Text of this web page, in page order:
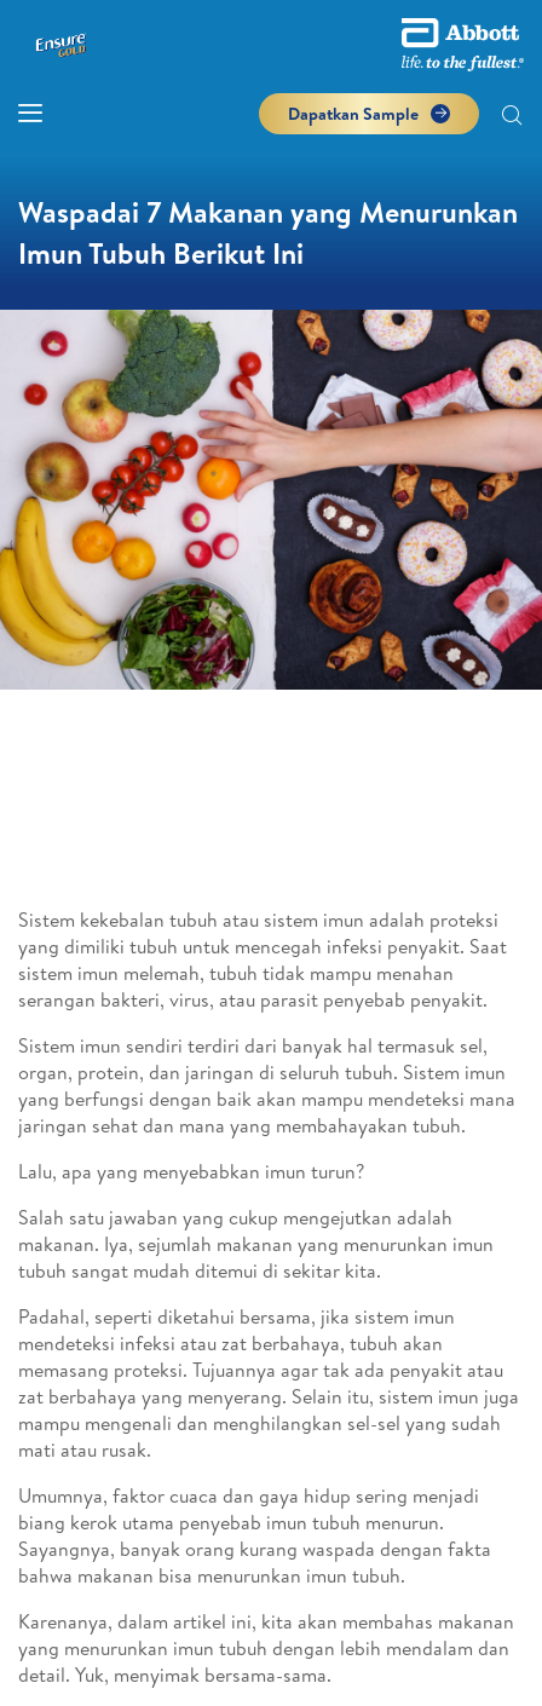
Dapatkan Sample
Waspadai 7 Makanan yang Menurunkan
Imun Tubuh Berikut Ini
Sistem kekebalan tubuh atau sistem imun adalah proteksi
yang dimiliki tubuh untuk mencegah infeksi penyakit. Saat
sistem imun melemah, tubuh tidak mampu menahan
serangan bakteri, virus, atau parasit penyebab penyakit.
Sistem imun sendiri terdiri dari banyak hal termasuk sel,
organ, protein, dan jaringan di seluruh tubuh. Sistem imun
yang berfungsi dengan baik akan mampu mendeteksi mana
jaringan sehat dan mana yang membahayakan tubuh.
Lalu, apa yang menyebabkan imun turun?
Salah satu jawaban yang cukup mengejutkan adalah
makanan. Iya, sejumlah makanan yang menurunkan imun
tubuh sangat mudah ditemui di sekitar kita.
Padahal, seperti diketahui bersama, jika sistem imun
mendeteksi infeksi atau zat berbahaya, tubuh akan
memasang proteksi. Tujuannya agar tak ada penyakit atau
zat berbahaya yang menyerang. Selain itu, sistem imun juga
mampu mengenali dan menghilangkan sel-sel yang sudah
mati atau rusak.
Umumnya, faktor cuaca dan gaya hidup sering menjadi
biang kerok utama penyebab imun tubuh menurun.
Sayangnya, banyak orang kurang waspada dengan fakta
bahwa makanan bisa menurunkan imun tubuh.
Karenanya, dalam artikel ini, kita akan membahas makanan
yang menurunkan imun tubuh dengan lebih mendalam dan
detail. Yuk, menyimak bersama-sama.